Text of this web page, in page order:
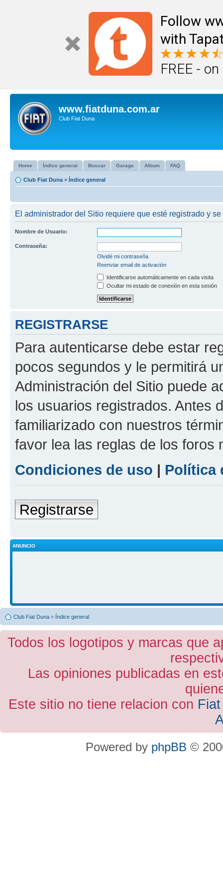
Follow
with
FREE -
www.fiatduna.com.ar
Club Fiat Duna
Home Índice general Buscar Garage Album FAQ
Club Fiat Duna » Índice general
El administrador del Sitio requiere que esté registrado y
Nombre de Usuario:
Contraseña:
Olvidé mi contraseña
Reenviar email de activación
Identificarse automáticamente en cada visita
Ocultar mi estado de conexión en esta sesión
REGISTRARSE
Para autenticarse debe estar
pocos segundos y le permitirá
Administración del Sitio puede
los usuarios registrados. Antes
familiarizado con nuestros
favor lea las reglas de los foros
Condiciones de uso | Política
Registrarse
ANUNCIO
Club Fiat Duna » Índice general
Todos los logotipos y marcas que
Las opiniones publicadas en
Este sitio no tiene relacion con
Powered by phpBB ©